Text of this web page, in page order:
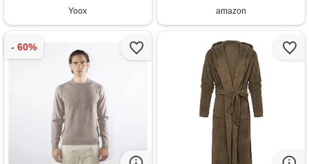
Yoox
amazon